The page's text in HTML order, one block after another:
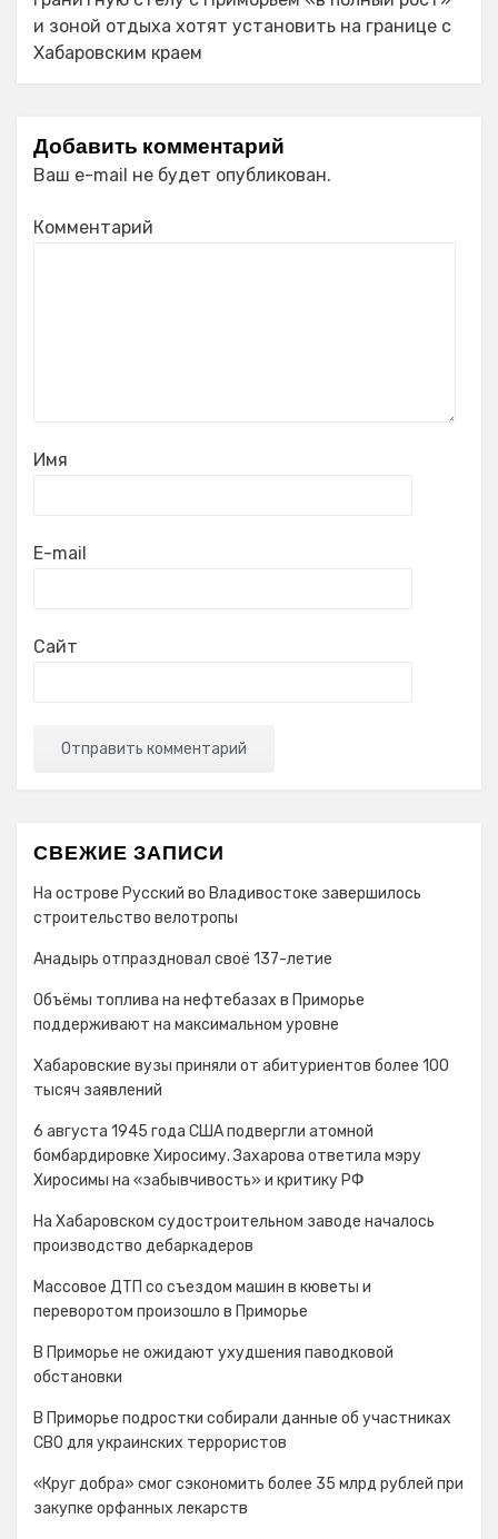
и зоной отдыха хотят установить на границе с
Хабаровским краем
Добавить комментарий
Ваш e-mail не будет опубликован.
Комментарий
Имя
E-mail
Сайт
СВЕЖИЕ ЗАПИСИ
На острове Русский во Владивостоке завершилось
строительство велотропы
Анадырь отпраздновал своё 137-летие
Объёмы топлива на нефтебазах в Приморье
поддерживают на максимальном уровне
Хабаровские вузы приняли от абитуриентов более 100
тысяч заявлений
6 августа 1945 года США подвергли атомной
бомбардировке Хиросиму. Захарова ответила мэру
Хиросимы на «забывчивость» и критику РФ
На Хабаровском судостроительном заводе началось
производство дебаркадеров
Массовое ДТП со съездом машин в кюветы и
переворотом произошло в Приморье
В Приморье не ожидают ухудшения паводковой
обстановки
В Приморье подростки собирали данные об участниках
СВО для украинских террористов
«Круг добра» смог сэкономить более 35 млрд рублей при
закупке орфанных лекарств